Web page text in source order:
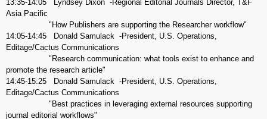
13:35-14:05 Lyndsey Dixon -Regional Editorial Journals Director, T&F
Asia Pacific
"How Publishers are supporting the Researcher workflow"
14:05-14:45 Donald Samulack -President, U.S. Operations,
Editage/Cactus Communications
"Research communication: what tools exist to enhance and
promote the research article"
14:45-15:25 Donald Samulack -President, U.S. Operations,
Editage/Cactus Communications
"Best practices in leveraging external resources supporting
journal editorial workflows"